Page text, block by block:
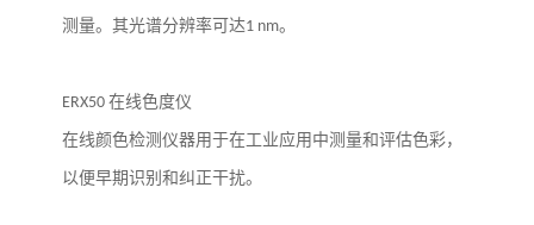
测量。其光谱分辨率可达1 nm。
ERX50 在线色度仪
在线颜色检测仪器用于在工业应用中测量和评估色彩，
以便早期识别和纠正干扰。